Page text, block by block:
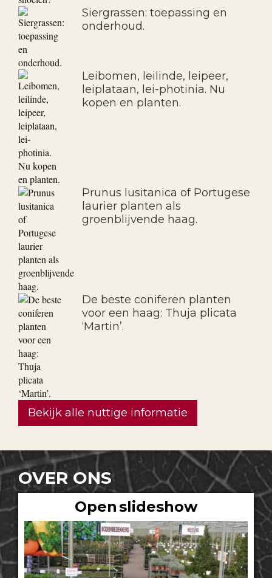
Siergrassen: toepassing en
onderhoud.
Leibomen, leilinde, leipeer,
leiplataan, lei-photinia. Nu
kopen en planten.
Prunus lusitanica of Portugese
laurier planten als
groenblijvende haag.
De beste coniferen planten
voor een haag: Thuja plicata
‘Martin’.
Bekijk alle nuttige informatie
OVER ONS
Open slideshow